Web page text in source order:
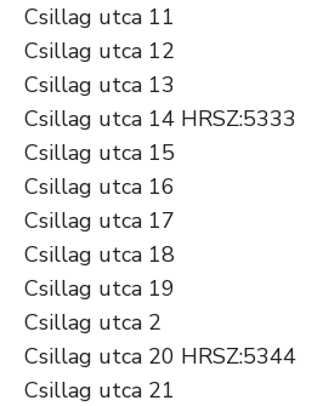
Csillag utca 11
Csillag utca 12
Csillag utca 13
Csillag utca 14 HRSZ:5333
Csillag utca 15
Csillag utca 16
Csillag utca 17
Csillag utca 18
Csillag utca 19
Csillag utca 2
Csillag utca 20 HRSZ:5344
Csillag utca 21